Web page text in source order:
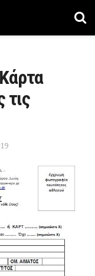
τις